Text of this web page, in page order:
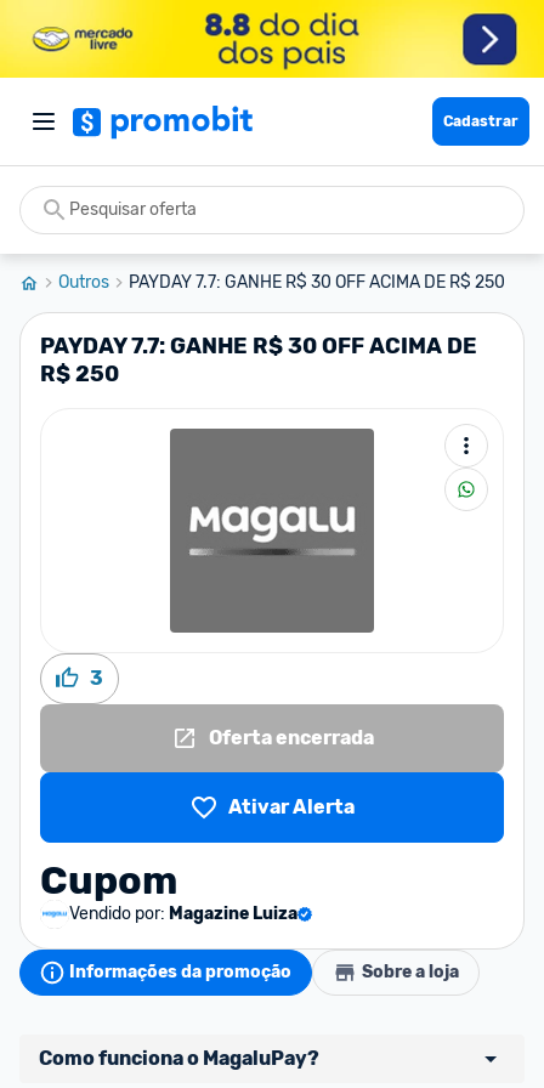
Cadastrar
Outros PAYDAY 7.7: GANHE R$ 30 OFF ACIMA DE R$ 250
PAYDAY 7.7: GANHE R$ 30 OFF ACIMA DE
R$ 250
3
Oferta encerrada
Ativar Alerta
Cupom
Vendido por: Magazine Luiza
Informações da promoção Sobre a loja
Como funciona o MagaluPay?